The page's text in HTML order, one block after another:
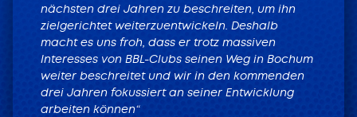
nächsten drei Jahren zu beschreiten, um ihn
zielgerichtet weiterzuentwickeln. Deshalb
macht es uns froh, dass er trotz massiven
Interesses von BBL-Clubs seinen Weg in Bochum
weiter beschreitet und wir in den kommenden
drei Jahren fokussiert an seiner Entwicklung
arbeiten können“